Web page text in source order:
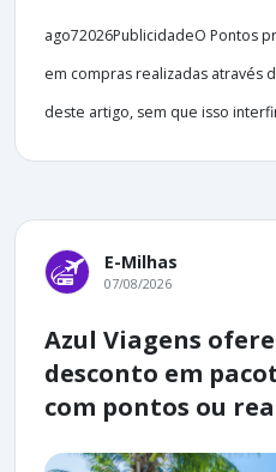
ago72026PublicidadeO Pontos
em compras realizadas através
deste artigo, sem que isso
E-Milhas
07/08/2026
Azul Viagens
desconto em
com pontos ou